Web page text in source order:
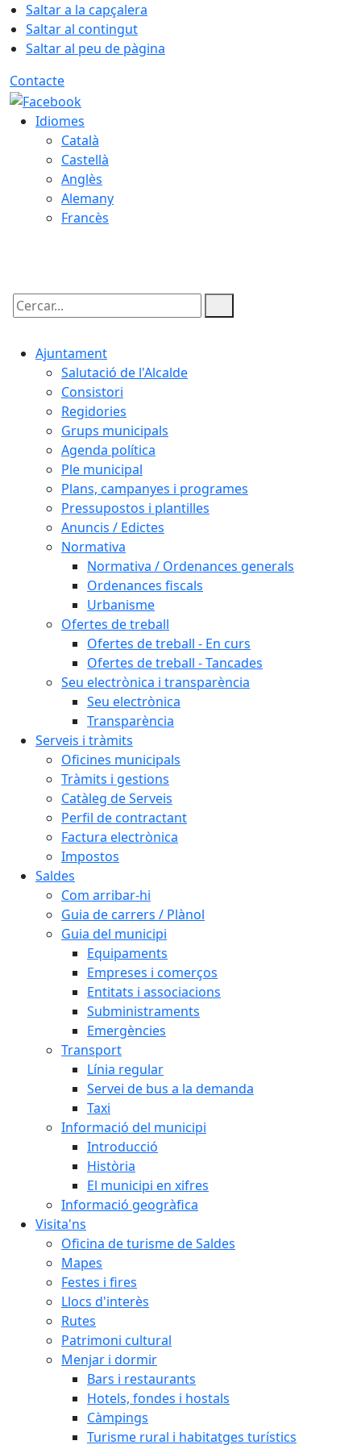
Saltar a la capçalera
Saltar al contingut
Saltar al peu de pàgina
Contacte
Idiomes
Català
Castellà
Anglès
Alemany
Francès
Cercar:
Ajuntament
Salutació de l'Alcalde
Consistori
Regidories
Grups municipals
Agenda política
Ple municipal
Plans, campanyes i programes
Pressupostos i plantilles
Anuncis / Edictes
Normativa
Normativa / Ordenances generals
Ordenances fiscals
Urbanisme
Ofertes de treball
Ofertes de treball - En curs
Ofertes de treball - Tancades
Seu electrònica i transparència
Seu electrònica
Transparència
Serveis i tràmits
Oficines municipals
Tràmits i gestions
Catàleg de Serveis
Perfil de contractant
Factura electrònica
Impostos
Saldes
Com arribar-hi
Guia de carrers / Plànol
Guia del municipi
Equipaments
Empreses i comerços
Entitats i associacions
Subministraments
Emergències
Transport
Línia regular
Servei de bus a la demanda
Taxi
Informació del municipi
Introducció
Història
El municipi en xifres
Informació geogràfica
Visita'ns
Oficina de turisme de Saldes
Mapes
Festes i fires
Llocs d'interès
Rutes
Patrimoni cultural
Menjar i dormir
Bars i restaurants
Hotels, fondes i hostals
Càmpings
Turisme rural i habitatges turístics